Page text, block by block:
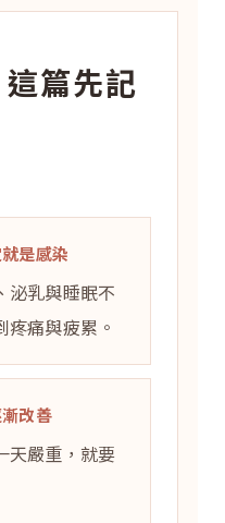
篇先記
是感染
泌乳與睡眠不
痛與疲累。
改善
天嚴重，就要